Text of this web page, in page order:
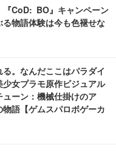
『CoD: BO』キャンペーン
る物語体験は今も色褪せな
。なんだここはパラダイ
少女プラモ原作ビジュアル
ューン：機械仕掛けのア
語【ゲムスパロボゲーカ